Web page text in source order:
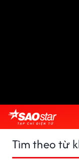
Tìm theo từ